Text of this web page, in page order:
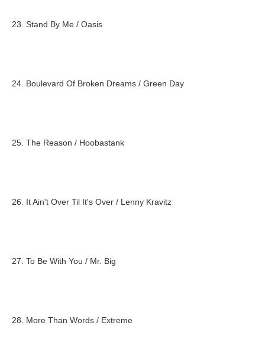
23. Stand By Me / Oasis
24. Boulevard Of Broken Dreams / Green Day
25. The Reason / Hoobastank
26. It Ain't Over Til It's Over / Lenny Kravitz
27. To Be With You / Mr. Big
28. More Than Words / Extreme